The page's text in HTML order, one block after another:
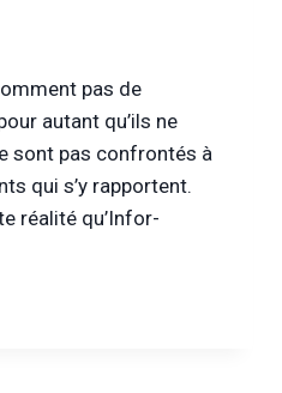
pas de
autant qu’ils ne
sont pas confrontés à
qui s’y rapportent.
réalité qu’Infor-